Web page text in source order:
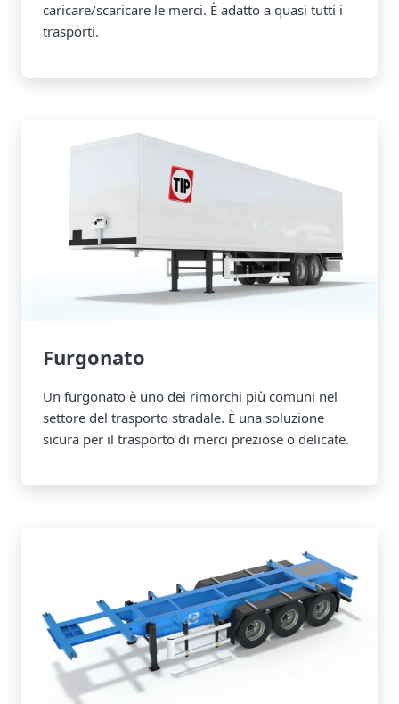
caricare/scaricare le merci. È adatto a quasi tutti i
trasporti.
Furgonato
Un furgonato è uno dei rimorchi più comuni nel
settore del trasporto stradale. È una soluzione
sicura per il trasporto di merci preziose o delicate.